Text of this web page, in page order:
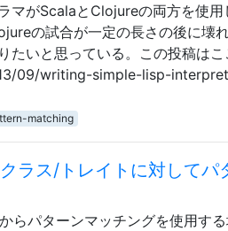
マがScalaとClojureの両方を使
の試合が一定の長さの後に壊
いと思っている。この投稿はこ
09/writing-simple-lisp-
matching
ラス/トレイトに対してパ
パターンマッチングを使用する